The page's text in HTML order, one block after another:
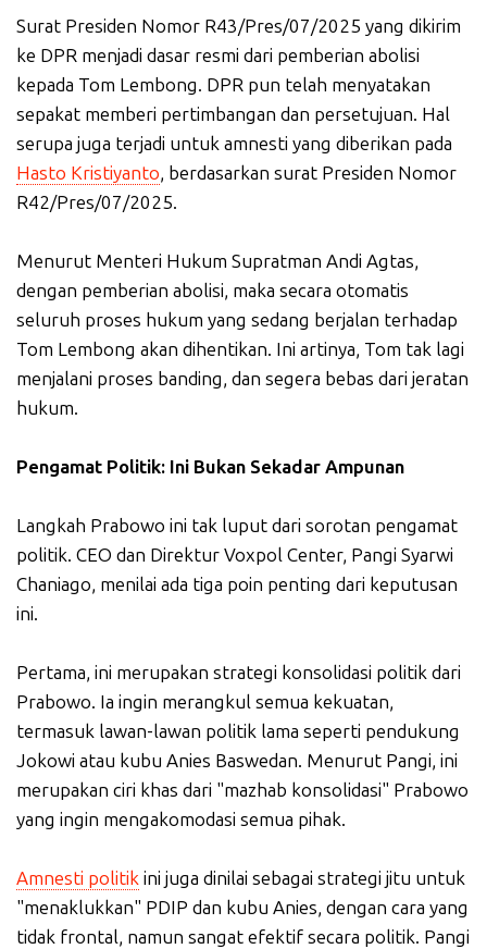
Surat Presiden Nomor R43/Pres/07/2025 yang dikirim
ke DPR menjadi dasar resmi dari pemberian abolisi
kepada Tom Lembong. DPR pun telah menyatakan
sepakat memberi pertimbangan dan persetujuan. Hal
serupa juga terjadi untuk amnesti yang diberikan pada
Hasto Kristiyanto, berdasarkan surat Presiden Nomor
R42/Pres/07/2025.
Menurut Menteri Hukum Supratman Andi Agtas,
dengan pemberian abolisi, maka secara otomatis
seluruh proses hukum yang sedang berjalan terhadap
Tom Lembong akan dihentikan. Ini artinya, Tom tak lagi
menjalani proses banding, dan segera bebas dari jeratan
hukum.
Pengamat Politik: Ini Bukan Sekadar Ampunan
Langkah Prabowo ini tak luput dari sorotan pengamat
politik. CEO dan Direktur Voxpol Center, Pangi Syarwi
Chaniago, menilai ada tiga poin penting dari keputusan
ini.
Pertama, ini merupakan strategi konsolidasi politik dari
Prabowo. Ia ingin merangkul semua kekuatan,
termasuk lawan-lawan politik lama seperti pendukung
Jokowi atau kubu Anies Baswedan. Menurut Pangi, ini
merupakan ciri khas dari "mazhab konsolidasi" Prabowo
yang ingin mengakomodasi semua pihak.
Amnesti politik ini juga dinilai sebagai strategi jitu untuk
"menaklukkan" PDIP dan kubu Anies, dengan cara yang
tidak frontal, namun sangat efektif secara politik. Pangi